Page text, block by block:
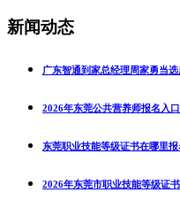
新闻动态
广东智通到家总经理周家勇当
2026年东莞公共营养师报名入
东莞职业技能等级证书在哪里
2026年东莞市职业技能等级证